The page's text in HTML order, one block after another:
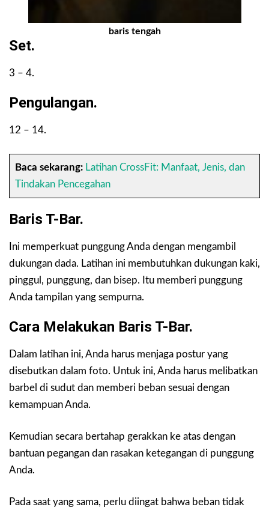
baris tengah
Set.
3 – 4.
Pengulangan.
12 – 14.
Baca sekarang: Latihan CrossFit: Manfaat, Jenis, dan
Tindakan Pencegahan
Baris T-Bar.
Ini memperkuat punggung Anda dengan mengambil
dukungan dada. Latihan ini membutuhkan dukungan kaki,
pinggul, punggung, dan bisep. Itu memberi punggung
Anda tampilan yang sempurna.
Cara Melakukan Baris T-Bar.
Dalam latihan ini, Anda harus menjaga postur yang
disebutkan dalam foto. Untuk ini, Anda harus melibatkan
barbel di sudut dan memberi beban sesuai dengan
kemampuan Anda.
Kemudian secara bertahap gerakkan ke atas dengan
bantuan pegangan dan rasakan ketegangan di punggung
Anda.
Pada saat yang sama, perlu diingat bahwa beban tidak